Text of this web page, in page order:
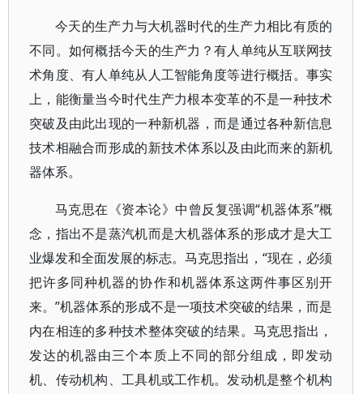
今天的生产力与大机器时代的生产力相比有质的
不同。如何概括今天的生产力？有人单纯从互联网技
术角度、有人单纯从人工智能角度等进行概括。事实
上，能衡量当今时代生产力根本变革的不是一种技术
突破及由此出现的一种新机器，而是通过各种新信息
技术相融合而形成的新技术体系以及由此而来的新机
器体系。
马克思在《资本论》中曾反复强调“机器体系”概
念，指出不是蒸汽机而是大机器体系的形成才是大工
业爆发和全面发展的标志。马克思指出，“现在，必须
把许多同种机器的协作和机器体系这两件事区别开
来。”机器体系的形成不是一项技术突破的结果，而是
内在相连的多种技术整体突破的结果。马克思指出，
发达的机器由三个本质上不同的部分组成，即发动
机、传动机构、工具机或工作机。发动机是整个机构